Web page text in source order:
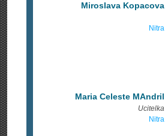
Miroslava Kopacova
Nitra
Maria Celeste MAndril
Ucitelka
Nitra